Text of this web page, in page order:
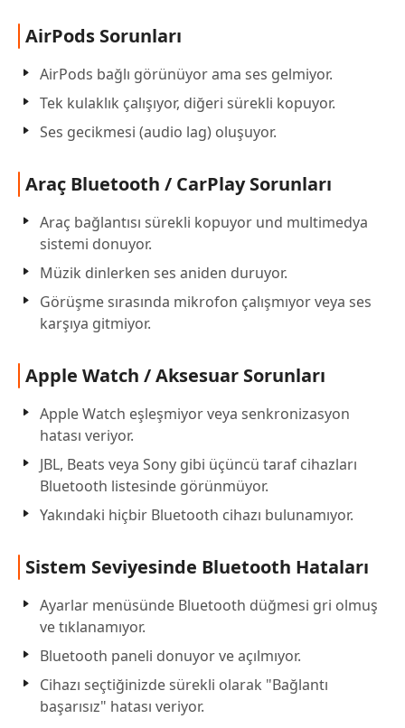
AirPods Sorunları
AirPods bağlı görünüyor ama ses gelmiyor.
Tek kulaklık çalışıyor, diğeri sürekli kopuyor.
Ses gecikmesi (audio lag) oluşuyor.
Araç Bluetooth / CarPlay Sorunları
Araç bağlantısı sürekli kopuyor und multimedya
sistemi donuyor.
Müzik dinlerken ses aniden duruyor.
Görüşme sırasında mikrofon çalışmıyor veya ses
karşıya gitmiyor.
Apple Watch / Aksesuar Sorunları
Apple Watch eşleşmiyor veya senkronizasyon
hatası veriyor.
JBL, Beats veya Sony gibi üçüncü taraf cihazları
Bluetooth listesinde görünmüyor.
Yakındaki hiçbir Bluetooth cihazı bulunamıyor.
Sistem Seviyesinde Bluetooth Hataları
Ayarlar menüsünde Bluetooth düğmesi gri olmuş
ve tıklanamıyor.
Bluetooth paneli donuyor ve açılmıyor.
Cihazı seçtiğinizde sürekli olarak "Bağlantı
başarısız" hatası veriyor.